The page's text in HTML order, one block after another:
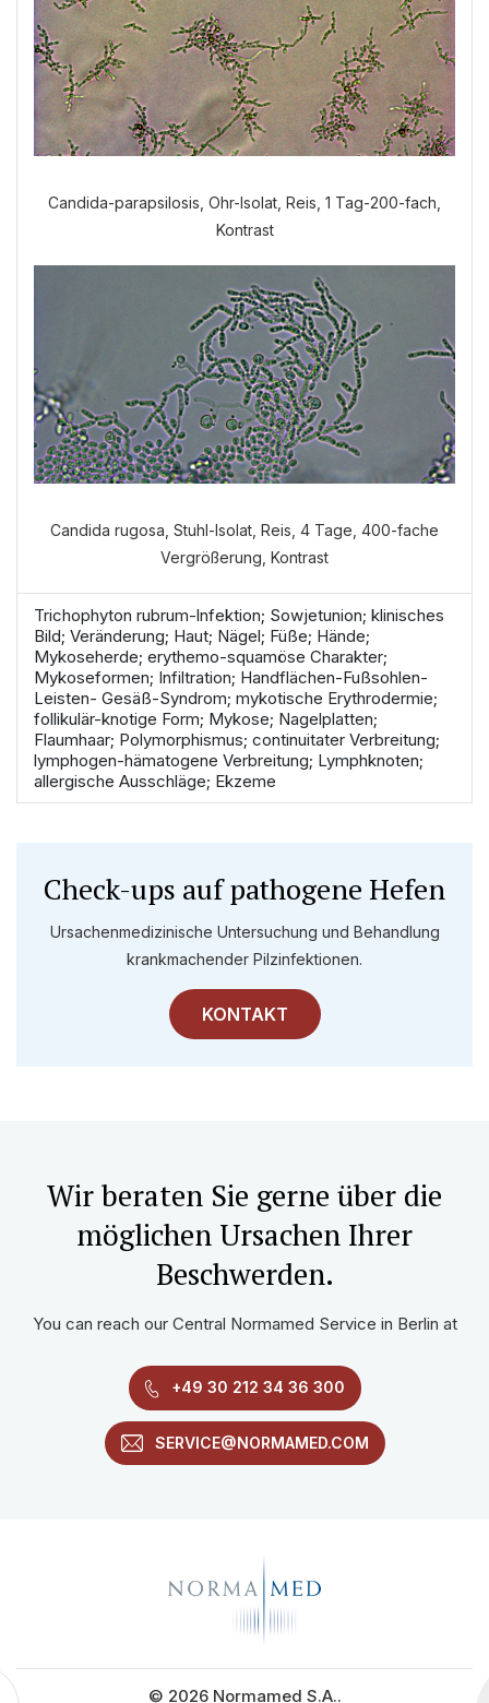
Candida-parapsilosis, Ohr-Isolat, Reis, 1 Tag-200-fach,
Kontrast
Candida rugosa, Stuhl-Isolat, Reis, 4 Tage, 400-fache
Vergrößerung, Kontrast
Trichophyton rubrum-lnfektion; Sowjetunion; klinisches
Bild; Veränderung; Haut; Nägel; Füße; Hände;
Mykoseherde; erythemo-squamöse Charakter;
Mykoseformen; Infiltration; Handflächen-Fußsohlen-
Leisten- Gesäß-Syndrom; mykotische Erythrodermie;
follikulär-knotige Form; Mykose; Nagelplatten;
Flaumhaar; Polymorphismus; continuitater Verbreitung;
lymphogen-hämatogene Verbreitung; Lymphknoten;
allergische Ausschläge; Ekzeme
Check-ups auf pathogene Hefen
Ursachenmedizinische Untersuchung und Behandlung
krankmachender Pilzinfektionen.
KONTAKT
VERDAUUNGSANAMNESE
NORMALE ANAMNESE
Wir beraten Sie gerne über die
möglichen Ursachen Ihrer
Beschwerden.
You can reach our Central Normamed Service in Berlin at
+49 30 212 34 36 300
SERVICE@NORMAMED.COM
© 2026 Normamed S.A..